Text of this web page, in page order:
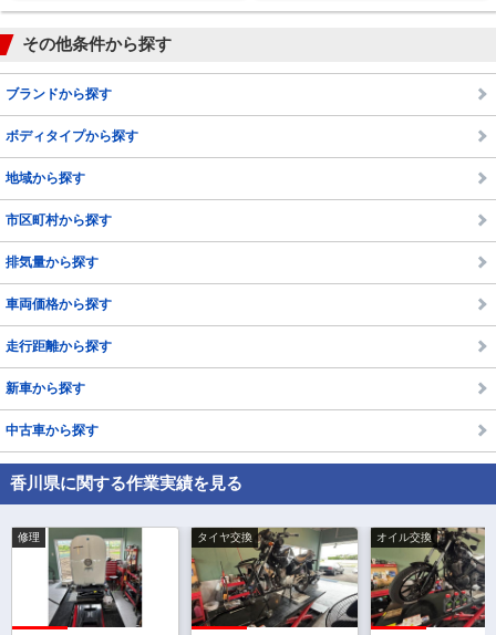
その他条件から探す
ブランドから探す
ボディタイプから探す
地域から探す
市区町村から探す
排気量から探す
車両価格から探す
走行距離から探す
新車から探す
中古車から探す
香川県に関する作業実績を見る
修理 タイヤ交換 オイル交換